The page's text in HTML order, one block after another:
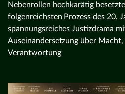
Nebenrollen hochkarätig
folgenreichsten Prozess des 20.
spannungsreiches Justizdrama
Auseinandersetzung über Macht,
Verantwortung.